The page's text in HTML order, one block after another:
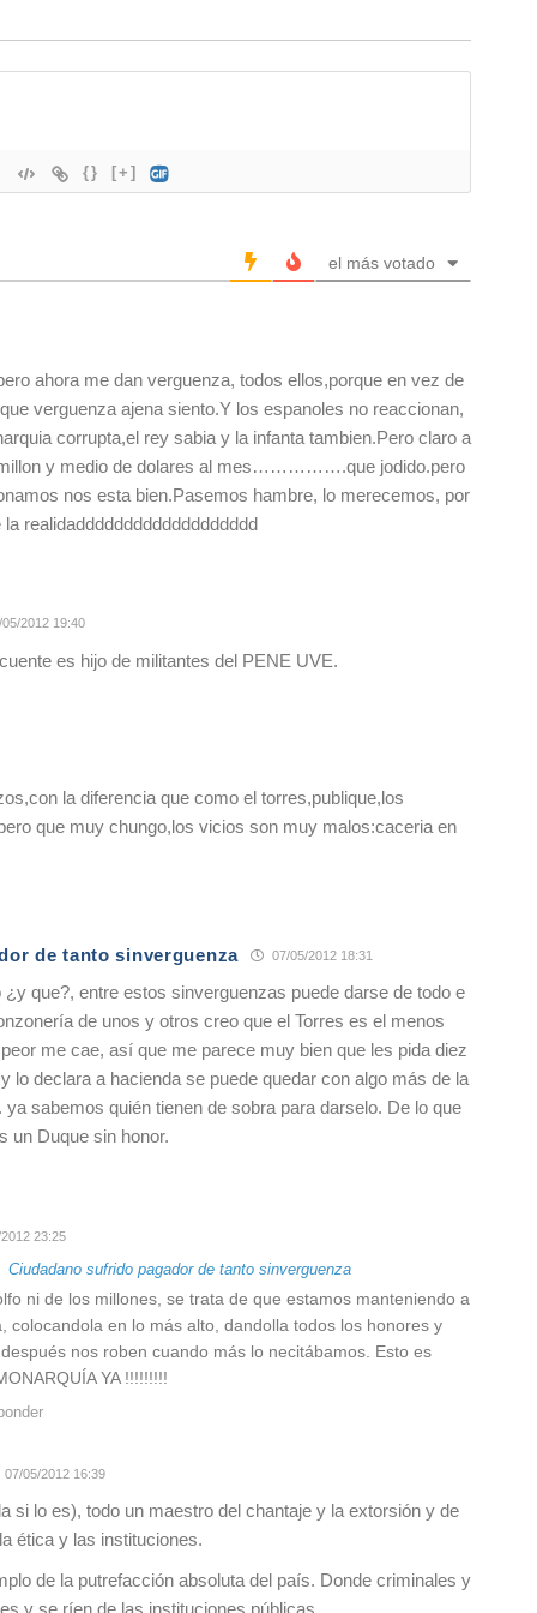
{} [+]
el más votado
ahora me dan verguenza, todos ellos,porque en vez de
verguenza ajena siento.Y los espanoles no reaccionan,
corrupta,el rey sabia y la infanta tambien.Pero claro a
y medio de dolares al mes…………….que jodido.pero
nos esta bien.Pasemos hambre, lo merecemos, por
realidaddddddddddddddddddd
2012 19:40
es hijo de militantes del PENE UVE.
la diferencia que como el torres,publique,los
que muy chungo,los vicios son muy malos:caceria en
de tanto sinverguenza 07/05/2012 18:31
que?, entre estos sinverguenzas puede darse de todo e
de unos y otros creo que el Torres es el menos
me cae, así que me parece muy bien que les pida diez
lo declara a hacienda se puede quedar con algo más de la
sabemos quién tienen de sobra para darselo. De lo que
un Duque sin honor.
23:25
Ciudadano sufrido pagador de tanto sinverguenza
ni de los millones, se trata de que estamos manteniendo a
colocandola en lo más alto, dandolla todos los honores y
nos roben cuando más lo necitábamos. Esto es
YA !!!!!!!!!
07/05/2012 16:39
si lo es), todo un maestro del chantaje y la extorsión y de
ética y las instituciones.
de la putrefacción absoluta del país. Donde criminales y